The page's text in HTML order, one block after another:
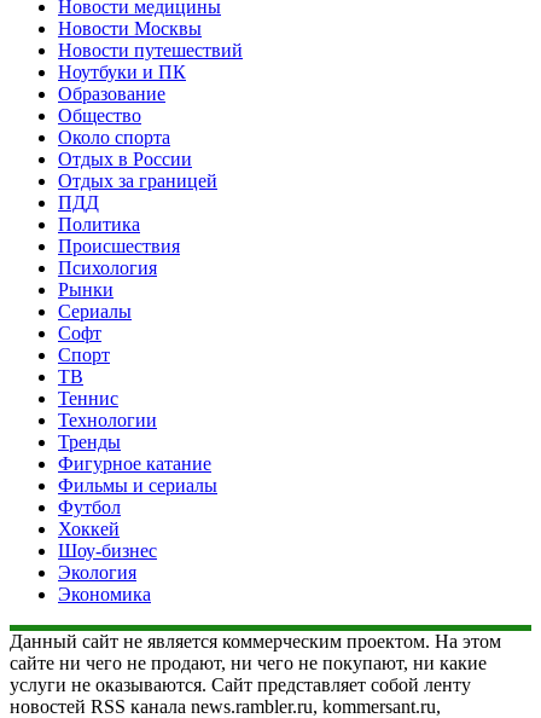
Новости медицины
Новости Москвы
Новости путешествий
Ноутбуки и ПК
Образование
Общество
Около спорта
Отдых в России
Отдых за границей
ПДД
Политика
Происшествия
Психология
Рынки
Сериалы
Софт
Спорт
ТВ
Теннис
Технологии
Тренды
Фигурное катание
Фильмы и сериалы
Футбол
Хоккей
Шоу-бизнес
Экология
Экономика
Данный сайт не является коммерческим проектом. На этом
сайте ни чего не продают, ни чего не покупают, ни какие
услуги не оказываются. Сайт представляет собой ленту
новостей RSS канала news.rambler.ru, kommersant.ru,